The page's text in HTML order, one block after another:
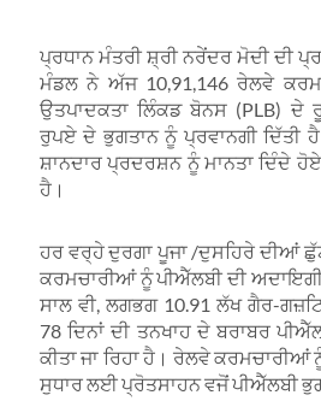
ਪ੍ਰਧਾਨ ਮੰਤਰੀ ਸ਼੍ਰੀ ਨਰੇਂਦਰ ਮੋਦੀ ਦੀ
ਮੰਡਲ ਨੇ ਅੱਜ 10,91,146 ਰੇਲਵੇ
ਉਤਪਾਦਕਤਾ ਲਿੰਕਡ ਬੋਨਸ (PLB) ਦੇ
ਰੁਪਏ ਦੇ ਭੁਗਤਾਨ ਨੂੰ ਪ੍ਰਵਾਨਗੀ ਦਿੱਤੀ
ਸ਼ਾਨਦਾਰ ਪ੍ਰਦਰਸ਼ਨ ਨੂੰ ਮਾਨਤਾ ਦਿੰਦੇ
ਹੈ।
ਹਰ ਵਰ੍ਹੇ ਦੁਰਗਾ ਪੂਜਾ /ਦੁਸਹਿਰੇ ਦੀਆਂ
ਕਰਮਚਾਰੀਆਂ ਨੂੰ ਪੀਐੱਲਬੀ ਦੀ
ਸਾਲ ਵੀ, ਲਗਭਗ 10.91 ਲੱਖ ਗੈਰ-
78 ਦਿਨਾਂ ਦੀ ਤਨਖਾਹ ਦੇ ਬਰਾਬਰ
ਕੀਤਾ ਜਾ ਰਿਹਾ ਹੈ। ਰੇਲਵੇ
ਸੁਧਾਰ ਲਈ ਪ੍ਰੋਤਸਾਹਨ ਵਜੋਂ ਪੀਐੱਲਬੀ